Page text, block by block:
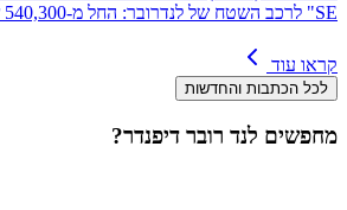
SE" לרכב השטח של לנדרובר: החל מ-540,300 ש"ח
קראו עוד
לכל הכתבות והחדשות
מחפשים לנד רובר דיפנדר?